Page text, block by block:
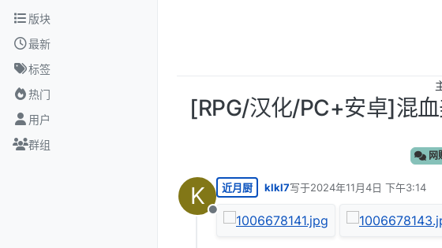
跳转至内容
版块
最新
标签
热门
用户
群组
[RPG/汉化/PC+安卓]混
网
K
离线
近月厨 klkl7写于2024年11月4日 下午3:14
最后由 编辑